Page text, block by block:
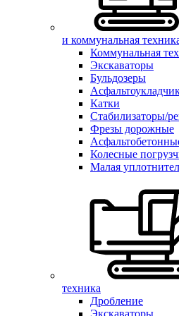
и коммунальная
Коммунальная
Экскаваторы
Бульдозеры
Катки
Стабилизаторы/
Фрезы дорожные
Колесные
Малая
техника
Дробление
Экскаваторы